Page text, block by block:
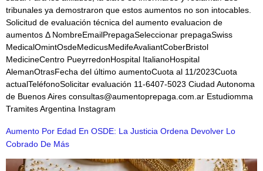
tribunales ya demostraron que estos aumentos no son intocables.
Solicitud de evaluación técnica del aumento evaluacion de
aumentos Δ NombreEmailPrepagaSeleccionar prepagaSwiss
MedicalOmintOsdeMedicusMedifeAvaliantCoberBristol
MedicineCentro PueyrredonHospital ItalianoHospital
AlemanOtrasFecha del último aumentoCuota al 11/2023Cuota
actualTeléfonoSolicitar evaluación 11-6407-5023 Ciudad Autonoma
de Buenos Aires consultas@aumentoprepaga.com.ar Estudiomma
Tramites Argentina Instagram
Aumento Por Edad En OSDE: La Justicia Ordena Devolver Lo
Cobrado De Más